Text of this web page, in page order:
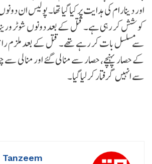
اور دینارام کی ہدایت پر کیا گیا تھا۔ پولیس ان
کوشش کر رہی ہے۔ قتل کے بعد دونوں شوٹر
سے مسلسل بات کر رہے تھے۔ قتل کے بعد ملزم
کے حصار پہنچے، حصار سے منالی گئے اور منالی سے
سے انہیں گرفتار کر لیا گیا۔
Tanzeem